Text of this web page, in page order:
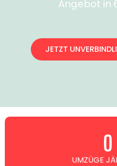
Angebot in
JETZT
UMZÜGE0